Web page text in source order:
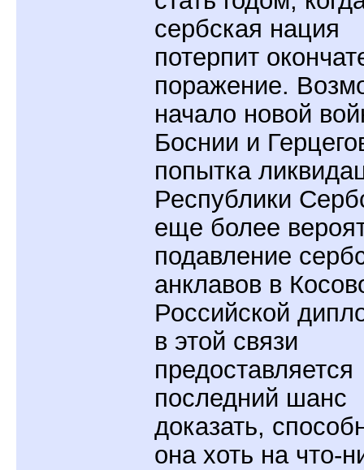
сербская нация
потерпит
поражение.
начало новой
Боснии и
попытка
Республики
еще более
подавление
анклавов в
Российской
в этой связи
предоставляется
последний шанс
доказать,
она хоть на что-